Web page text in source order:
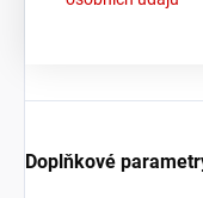
Doplňkové